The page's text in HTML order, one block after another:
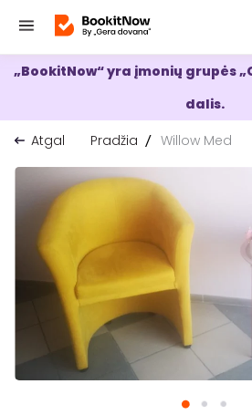
„BookitNow“ yra įmonių grupės
dalis.
Atgal
Pradžia Willow Med